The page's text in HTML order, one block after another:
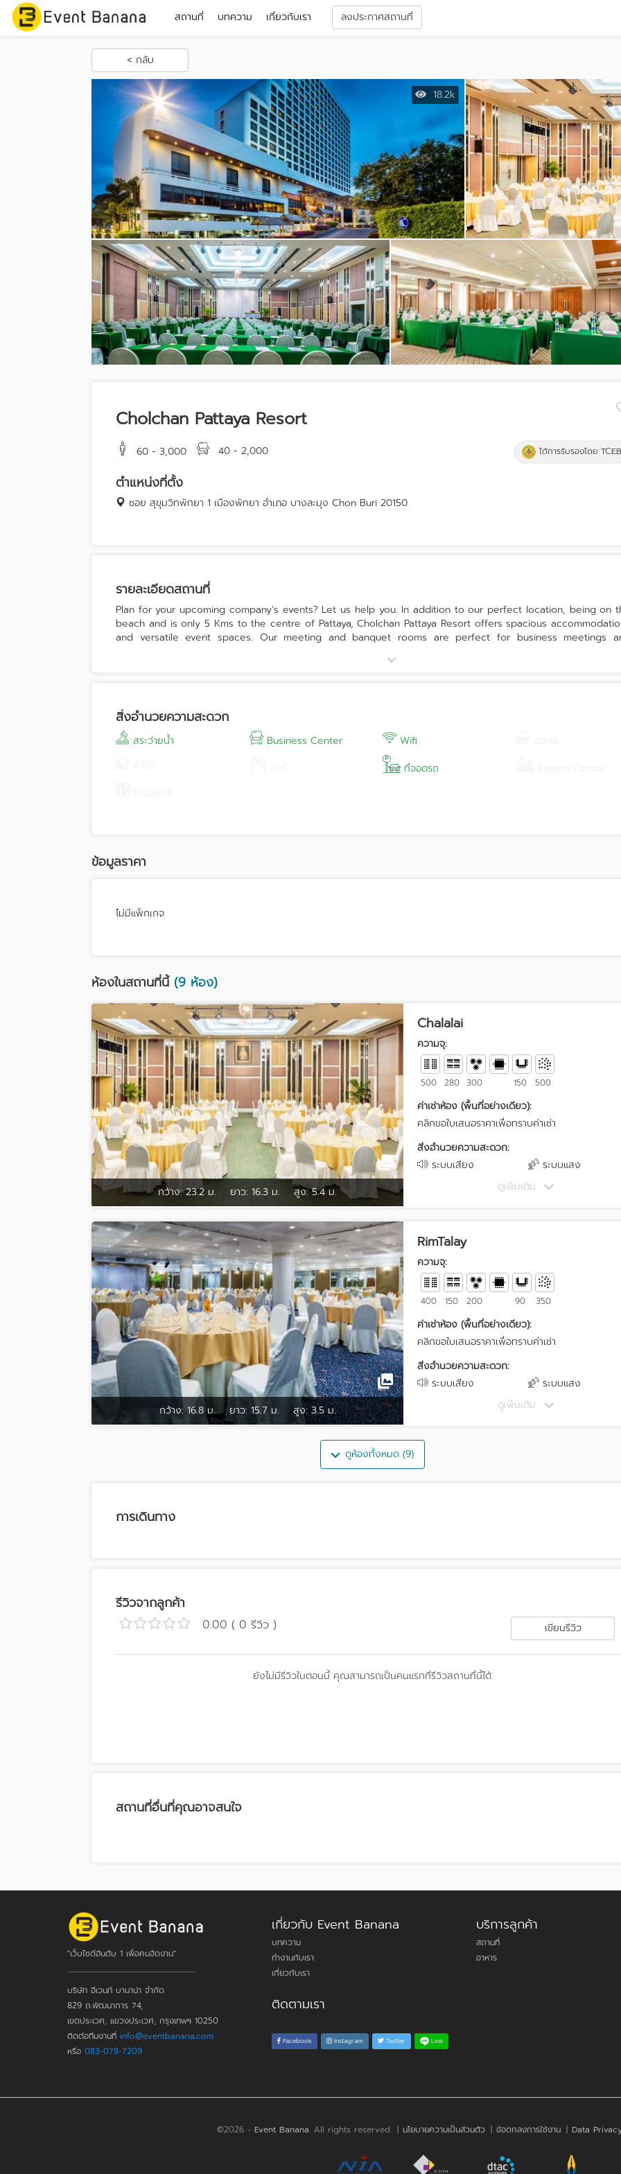
สถานที่ บทความ เกี่ยวกับเรา ลงประกาศสถานที่
< กลับ
18.2k
Cholchan Pattaya Resort
60 - 3,000 40 - 2,000 ได้การรับรองโดย TCEB
ตำแหน่งที่ตั้ง
ซอย สุขุมวิทพัทยา 1 เมืองพัทยา อำเภอ บางละมุง Chon Buri 20150
รายละเอียดสถานที่
Plan for your upcoming company’s events? Let us help you. In addition to our perfect location, being on
beach and is only 5 Kms to the centre of Pattaya, Cholchan Pattaya Resort offers spacious
and versatile event spaces. Our meeting and banquet rooms are perfect for business meetings
indoor for seminars ,training, International meetings, themed parties and outdoor for group of 50 to
สิ่งอำนวยความสะดวก
สระว่ายน้ำ Business Center Wifi
ที่จอดรถ
ข้อมูลราคา
ไม่มีแพ็กเกจ
ห้องในสถานที่นี้(9 ห้อง)
กว้าง: 23.2 ม. ยาว: 16.3 ม. สูง: 5.4 ม.
Chalalai
ความจุ:
500 280 300 150 500
ค่าเช่าห้อง (พื้นที่อย่างเดียว):
คลิกขอใบเสนอราคาเพื่อทราบค่าเช่า
สิ่งอำนวยความสะดวก:
ระบบเสียง
ระบบแสง
ดูเพิ่มเติม
กว้าง: 16.8 ม. ยาว: 15.7 ม. สูง: 3.5 ม.
RimTalay
ความจุ:
400 150 200 90 350
ค่าเช่าห้อง (พื้นที่อย่างเดียว):
คลิกขอใบเสนอราคาเพื่อทราบค่าเช่า
สิ่งอำนวยความสะดวก:
ระบบเสียง
ระบบแสง
ดูเพิ่มเติม
ดูห้องทั้งหมด (9)
การเดินทาง
รีวิวจากลูกค้า
0.00 ( 0 รีวิว ) เขียนรีวิว
ยังไม่มีรีวิวในตอนนี้ คุณสามารถเป็นคนแรกที่รีวิวสถานที่นี้ได้
สถานที่อื่นที่คุณอาจสนใจ
"เว็บไซต์อันดับ 1 เพื่อคนจัดงาน"
บริษัท อีเวนท์ บานาน่า จำกัด
829 ถ.พัฒนาการ 74,
เขตประเวศ, แขวงประเวศ, กรุงเทพฯ 10250
ติดต่อทีมงานที่ info@eventbanana.com
หรือ 083-078-7209
เกี่ยวกับ Event Banana
บทความ
ทำงานกับเรา
เกี่ยวกับเรา
ติดตามเรา
Facebook Instagram Twitter Line
บริการลูกค้า
สถานที่
อาหาร
©2026 - Event Banana. All rights reserved. | นโยบายความเป็นส่วนตัว | ข้อตกลงการใช้งาน | Data